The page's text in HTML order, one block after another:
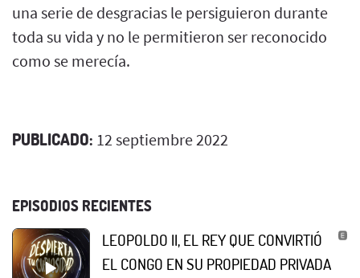
una serie de desgracias le persiguieron durante
toda su vida y no le permitieron ser reconocido
como se merecía.
PUBLICADO: 12 septiembre 2022
EPISODIOS RECIENTES
LEOPOLDO II, EL REY QUE CONVIRTIÓ
EL CONGO EN SU PROPIEDAD PRIVADA